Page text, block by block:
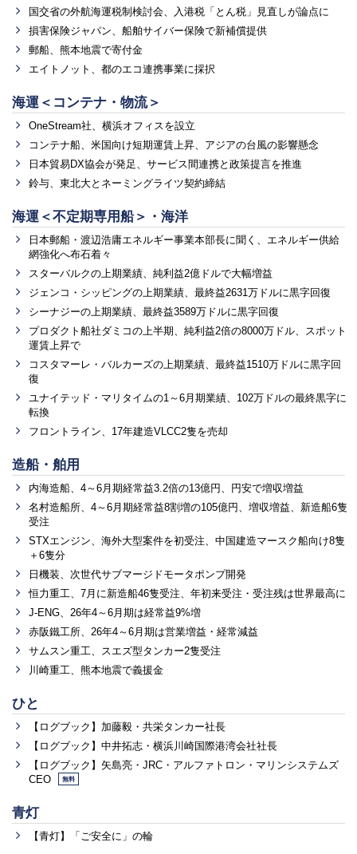
国交省の外航海運税制検討会、入港税「とん税」見直しが論点に
損害保険ジャパン、船舶サイバー保険で新補償提供
郵船、熊本地震で寄付金
エイトノット、都のエコ連携事業に採択
海運＜コンテナ・物流＞
OneStream社、横浜オフィスを設立
コンテナ船、米国向け短期運賃上昇、アジアの台風の影響懸念
日本貿易DX協会が発足、サービス間連携と政策提言を推進
鈴与、東北大とネーミングライツ契約締結
海運＜不定期専用船＞・海洋
日本郵船・渡辺浩庸エネルギー事業本部長に聞く、エネルギー供給
網強化へ布石着々
スターバルクの上期業績、純利益2億ドルで大幅増益
ジェンコ・シッピングの上期業績、最終益2631万ドルに黒字回復
シーナジーの上期業績、最終益3589万ドルに黒字回復
プロダクト船社ダミコの上半期、純利益2倍の8000万ドル、スポット
運賃上昇で
コスタマーレ・バルカーズの上期業績、最終益1510万ドルに黒字回
復
ユナイテッド・マリタイムの1～6月期業績、102万ドルの最終黒字に
転換
フロントライン、17年建造VLCC2隻を売却
造船・舶用
内海造船、4～6月期経常益3.2倍の13億円、円安で増収増益
名村造船所、4～6月期経常益8割増の105億円、増収増益、新造船6隻
受注
STXエンジン、海外大型案件を初受注、中国建造マースク船向け8隻
＋6隻分
日機装、次世代サブマージドモータポンプ開発
恒力重工、7月に新造船46隻受注、年初来受注・受注残は世界最高に
J-ENG、26年4～6月期は経常益9%増
赤阪鐵工所、26年4～6月期は営業増益・経常減益
サムスン重工、スエズ型タンカー2隻受注
川崎重工、熊本地震で義援金
ひと
【ログブック】加藤毅・共栄タンカー社長
【ログブック】中井拓志・横浜川崎国際港湾会社社長
【ログブック】矢島亮・JRC・アルファトロン・マリンシステムズ
CEO
無料
青灯
【青灯】「ご安全に」の輪